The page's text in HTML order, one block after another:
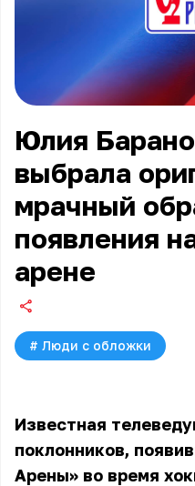
Юлия
выбрала
мрачный
появления
арене
# Люди с обложки
Известная
поклонников,
Арены» во время